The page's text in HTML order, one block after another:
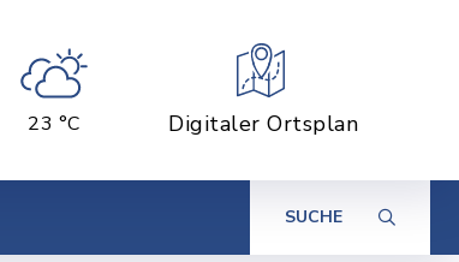
23 °C Digitaler Ortsplan
SUCHE